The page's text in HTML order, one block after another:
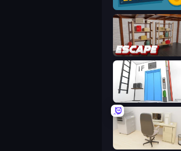
Daily Room Escape
Kitchen Escape
Elevator Room Escape
House Escape: Office